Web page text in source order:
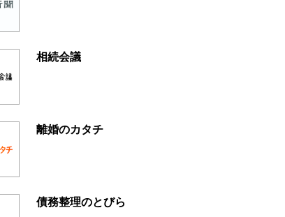
相続会議
離婚のカタチ
債務整理のとびら